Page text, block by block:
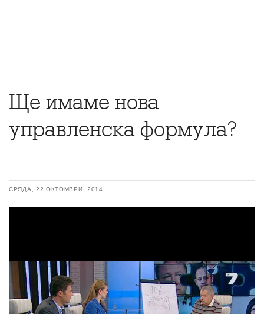
Ще имаме нова
управленска формула?
СРЯДА, 22 ОКТОМВРИ, 2014